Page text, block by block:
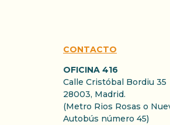
CONTACTO
OFICINA 416
Calle Cristóbal Bordiu 35
28003, Madrid.
(Metro Rios Rosas o
Autobús número 45)